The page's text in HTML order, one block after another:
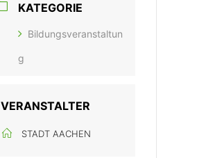
KATEGORIE
Bildungsveranstaltun
g
VERANSTALTER
STADT AACHEN